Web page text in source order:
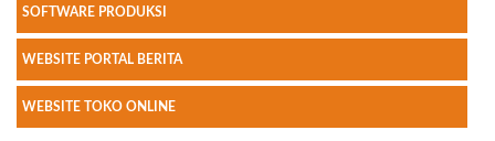
SOFTWARE PRODUKSI
WEBSITE PORTAL BERITA
WEBSITE TOKO ONLINE